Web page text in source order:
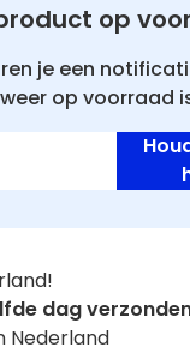
op
je een
op voorraad
dag
Nederland